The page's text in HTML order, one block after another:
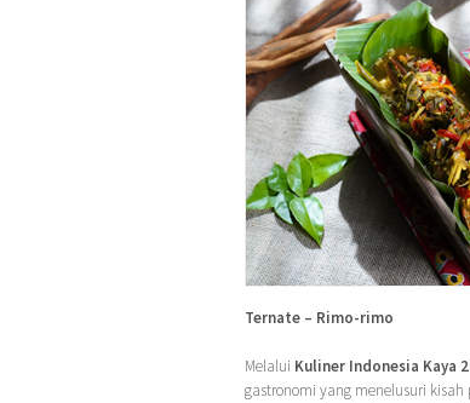
Ternate – Rimo-rimo
Melalui Kuliner Indonesia Kaya
gastronomi yang menelusuri